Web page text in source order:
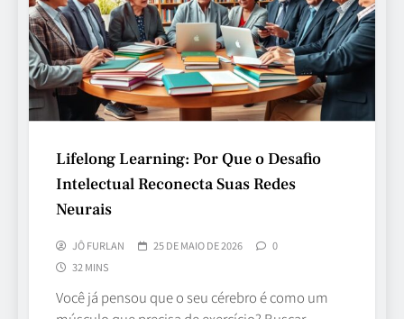
Lifelong Learning: Por Que o Desafio
Intelectual Reconecta Suas Redes
Neurais
JÔ FURLAN 25 DE MAIO DE 2026
0
32 MINS
Você já pensou que o seu cérebro é como um